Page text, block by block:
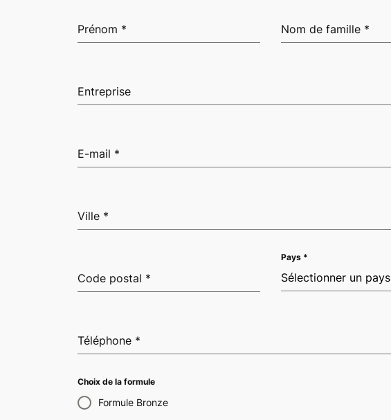
Prénom * Nom de famille *
Entreprise
E-mail *
Ville *
Code postal *
Pays *
Sélectionner un pays
Téléphone *
Choix de la formule
Formule Bronze